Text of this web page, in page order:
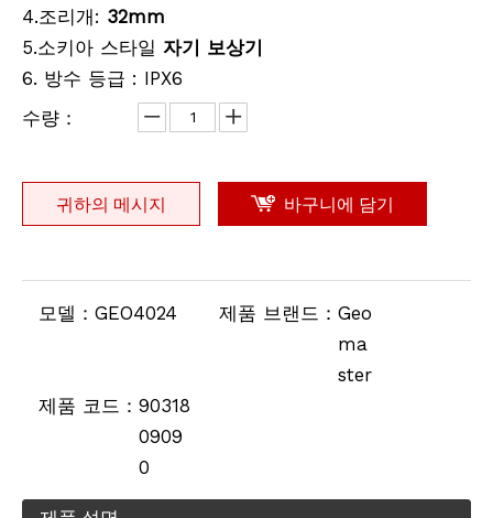
Automatic Level
4.조리개: 32mm
5.소키아 스타일 자기 보상기
6. 방수 등급 : IPX6
수량：
귀하의 메시지 바구니에 담기
모델： GEO4024 제품 브랜드： Geo
ma
ster
제품 코드： 90318
0909
0